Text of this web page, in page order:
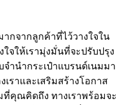
กจากลูกค้าที่ไว้วางใจใน
จให้เรามุ่งมั่นที่จะปรับปรุง
ำนำกระเป๋าแบรนด์เนมมา
ราและเสริมสร้างโอกาส
ที่คุณคิดถึง ทางเราพร้อมจะ